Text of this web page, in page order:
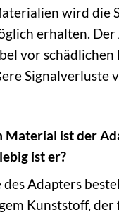
wird die
erhalten.
vor schädlichen
Signalverluste
Material ist der
ist er?
des Adapters
Kunststoff,